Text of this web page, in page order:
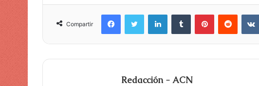
Compartir
Redacción - ACN